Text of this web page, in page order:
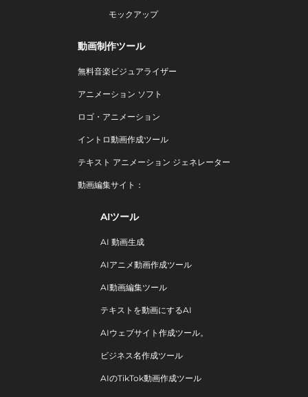
モックアップ
動画制作ツール
無料音楽ビジュアライザー
アニメーション ソフト
ロゴ・アニメーション
イントロ動画作成ツール
テキスト アニメーション ジェネレーター
動画編集サイト：
AIツール
AI 動画生成
AIアニメ動画作成ツール
AI動画編集ツール
テキストを動画にするAI
AIウェブサイト作成ツール。
ビジネス名作成ツール
AIのTikTok動画作成ツール